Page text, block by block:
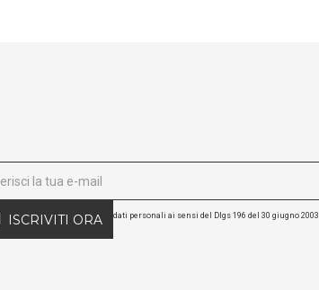
ISCRIVITI ORA dati personali ai sensi del Dlgs 196 del 30 giugno 2003